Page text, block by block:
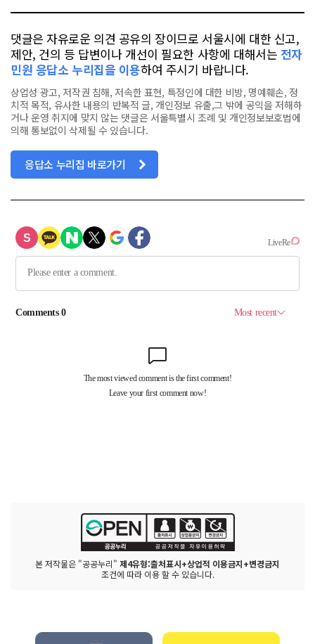
댓글은 자유로운 의견 공유의 장이므로 서울시에 대한 신고,
제안, 건의 등 답변이나 개선이 필요한 사항에 대해서는 전자
민원 응답소 누리집을 이용하여 주시기 바랍니다.
상업성 광고, 저작권 침해, 저속한 표현, 특정인에 대한 비방, 명예훼손, 정
치적 목적, 유사한 내용의 반복적 글, 개인정보 유출,그 밖에 공익을 저해하
거나 운영 취지에 맞지 않는 댓글은 서울특별시 조례 및 개인정보보호법에
의해 통보없이 삭제될 수 있습니다.
응답소 누리집 바로가기
본 저작물은 "공공누리" 제4유형:출처표시+상업적 이용금지+변경금지
조건에 따라 이용 할 수 있습니다.